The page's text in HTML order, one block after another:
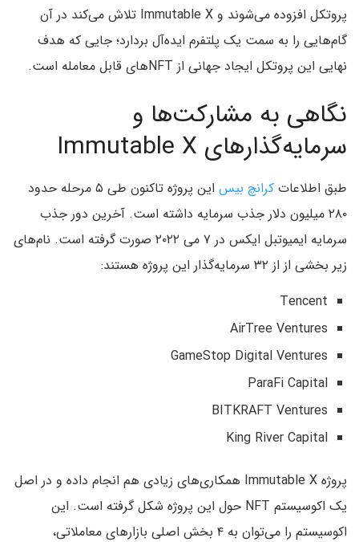
پروتکل افزوده می‌شوند و Immutable X تلاش می‌کند در آن
گام‌هایی را به سمت یک پلتفرم ایده‌آل بردارد؛ جایی که هدف
نهایی این پروتکل ایجاد جهانی از NFTهای قابل معامله‌ است.
نگاهی به مشارکت‌ها و
سرمایه‌گذارهای Immutable X
طبق اطلاعات کرانچ بیس
این پروژه تاکنون طی ۵ مرحله حدود
۲۸۰ میلیون دلار جذب سرمایه داشته است. آخرین دور جذب
سرمایه ایمیوتبل ایکس در ۷ می ۲۰۲۲ صورت گرفته است. نام‌های
زیر بخشی از از ۳۲ سرمایه‌گذار این پروژه هستند:
Tencent
AirTree Ventures
GameStop Digital Ventures
ParaFi Capital
BITKRAFT Ventures
King River Capital
پروژه Immutable X همکاری‌های زیادی هم انجام داده و در اصل
یک اکوسیستم NFT حول این پروژه شکل گرفته است. این
اکوسیستم را می‌توان به ۴ بخش اصلی بازارهای معاملاتی،